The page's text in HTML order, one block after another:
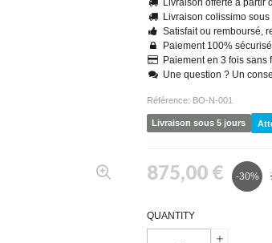
Livraison offerte à partir
Livraison colissimo
Satisfait ou remboursé,
Paiement 100%
Paiement en 3 fois sans
Une question ? Un
Référence: BO-N-001
Livraison sous 5 jours
875,00 € -30%
QUANTITY